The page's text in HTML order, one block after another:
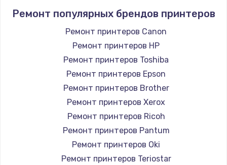
Заказать
Замена шлейфа
450 руб.
Заказать
Замена кнопки
750 руб.
Заказать
Восстановление после залития
Ремонт популярных брендов принтеров
Ремонт принтеров Canon
Ремонт принтеров HP
Ремонт принтеров Toshiba
Ремонт принтеров Epson
Ремонт принтеров Brother
Ремонт принтеров Xerox
Ремонт принтеров Ricoh
Ремонт принтеров Pantum
Ремонт принтеров Oki
Ремонт принтеров Teriostar